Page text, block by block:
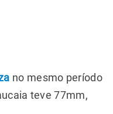
no mesmo período
teve 77mm,